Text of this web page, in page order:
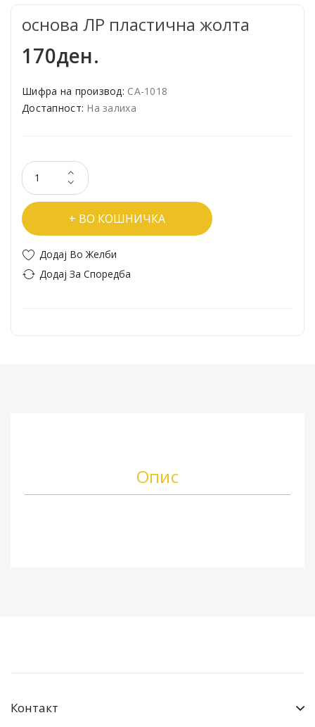
основа ЛР пластична жолта
170ден.
Шифра на производ: СА-1018
Достапност: На залиха
ВО КОШНИЧКА
Додај Во Желби
Додај За Споредба
Опис
Контакт